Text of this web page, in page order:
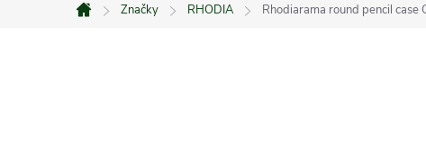
Domů
Značky RHODIA Rhodiarama round pencil